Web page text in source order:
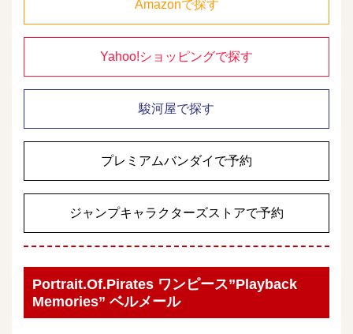
Amazonで探す
Yahoo!ショッピングで探す
駿河屋で探す
プレミアムバンダイで予約
ジャンプキャラクターズストアで予約
Portrait.Of.Pirates ワンピース”Playback
Memories” ベルメール